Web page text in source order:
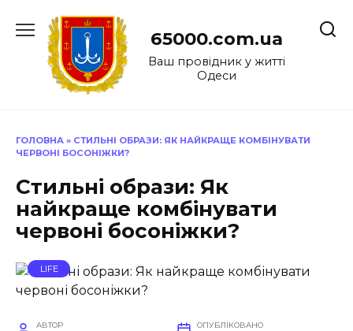
до
65000.com.ua
Ваш провідник у житті
Одеси
ГОЛОВНА » СТИЛЬНІ ОБРАЗИ: ЯК НАЙКРАЩЕ КОМБІНУВАТИ
ЧЕРВОНІ БОСОНІЖКИ?
Стильні образи: Як
найкраще комбінувати
червоні босоніжки?
LIFE
АВТОР ОПУБЛІКОВАНО